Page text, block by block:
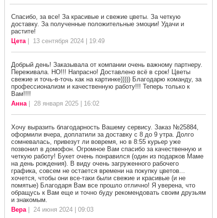
Спасибо, за все! За красивые и свежие цветы. За четкую
доставку. За полученные положительные эмоции! Удачи и
растите!
Цета| 13 сентября 2024 | 19:49
Добрый день! Заказывала от компании очень важному партнеру.
Переживала. НО!!! Напрасно! Доставлено всё в срок! Цветы
свежие и точь-в-точь как на картинке))))) Благодарю команду, за
профессионализм и качественную работу!!! Теперь только к
Вам!!!!
Анна| 28 января 2025 | 16:02
Хочу выразить благодарность Вашему сервису. Заказ №25884,
оформили вчера, доплатили за доставку с 8 до 9 утра. Долго
сомневалась, привезут ли вовремя, но в 8:55 курьер уже
позвонил в домофон. Огромное Вам спасибо за качественную и
четкую работу! Букет очень понравился (один из подарков Маме
на день рождения). В виду очень загруженного рабочего
графика, совсем не остается времени на покупку цветов...
хочется, чтобы они все-таки были свежие и красивые (и не
помятые) Благодаря Вам все прошло отлично! Я уверена, что
обращусь к Вам еще и точно буду рекомендовать своим друзьям
и знакомым.
Вера| 24 июня 2024 | 09:03